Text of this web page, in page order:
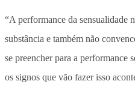
“A performance da sensualidade
substância e também não
se preencher para a performance
os signos que vão fazer isso